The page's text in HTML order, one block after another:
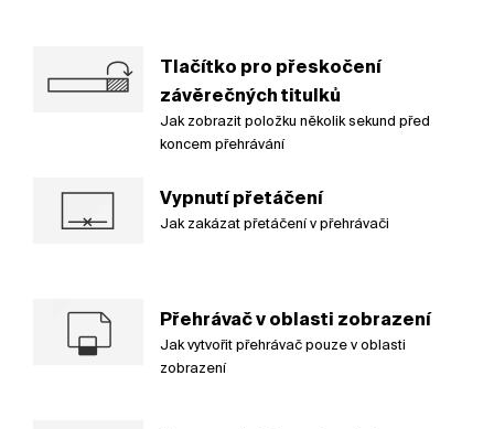
Tlačítko pro přeskočení
závěrečných titulků
Jak zobrazit položku několik sekund před
koncem přehrávání
Vypnutí přetáčení
Jak zakázat přetáčení v přehrávači
Přehrávač v oblasti zobrazení
Jak vytvořit přehrávač pouze v oblasti
zobrazení